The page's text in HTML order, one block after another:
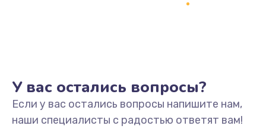
Не включается
1400 руб.
У вас остались вопросы?
Если у вас остались вопросы напишите нам,
наши специалисты с радостью ответят вам!